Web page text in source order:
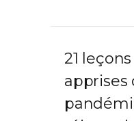
21
apprises